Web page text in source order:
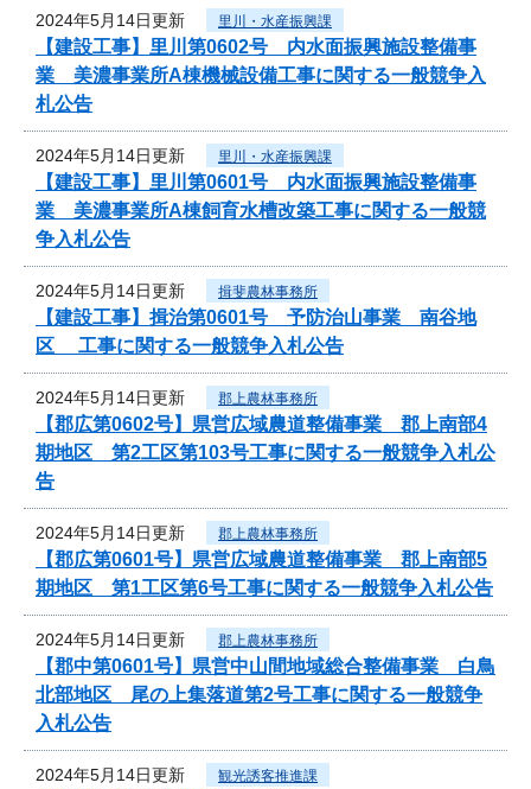
2024年5月14日更新 里川・水産振興課
【建設工事】里川第0602号 内水面振興施設整備事
業 美濃事業所A棟機械設備工事に関する一般競争入
札公告
2024年5月14日更新 里川・水産振興課
【建設工事】里川第0601号 内水面振興施設整備事
業 美濃事業所A棟飼育水槽改築工事に関する一般競
争入札公告
2024年5月14日更新 揖斐農林事務所
【建設工事】揖治第0601号 予防治山事業 南谷地
区 工事に関する一般競争入札公告
2024年5月14日更新 郡上農林事務所
【郡広第0602号】県営広域農道整備事業 郡上南部4
期地区 第2工区第103号工事に関する一般競争入札公
告
2024年5月14日更新 郡上農林事務所
【郡広第0601号】県営広域農道整備事業 郡上南部5
期地区 第1工区第6号工事に関する一般競争入札公告
2024年5月14日更新 郡上農林事務所
【郡中第0601号】県営中山間地域総合整備事業 白鳥
北部地区 尾の上集落道第2号工事に関する一般競争
入札公告
2024年5月14日更新 観光誘客推進課